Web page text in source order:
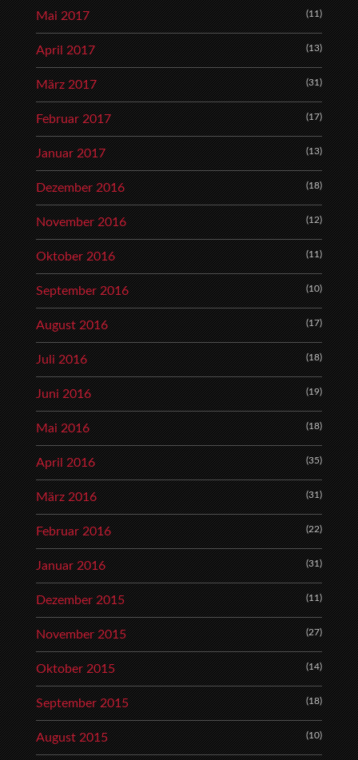
Mai 2017 (11)
April 2017 (13)
März 2017 (31)
Februar 2017 (17)
Januar 2017 (13)
Dezember 2016 (18)
November 2016 (12)
Oktober 2016 (11)
September 2016 (10)
August 2016 (17)
Juli 2016 (18)
Juni 2016 (19)
Mai 2016 (18)
April 2016 (35)
März 2016 (31)
Februar 2016 (22)
Januar 2016 (31)
Dezember 2015 (11)
November 2015 (27)
Oktober 2015 (14)
September 2015 (18)
August 2015 (10)